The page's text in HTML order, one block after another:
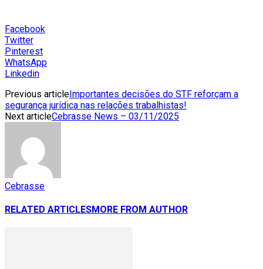
Facebook
Twitter
Pinterest
WhatsApp
Linkedin
Previous articleImportantes decisões do STF reforçam a
segurança jurídica nas relações trabalhistas!
Next articleCebrasse News – 03/11/2025
Cebrasse
RELATED ARTICLESMORE FROM AUTHOR